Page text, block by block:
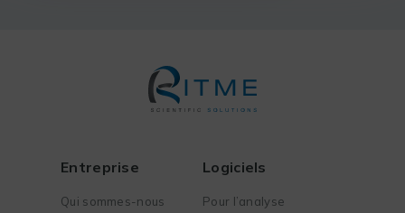
Entreprise
Qui sommes-nous
Logiciels
Pour l’analyse